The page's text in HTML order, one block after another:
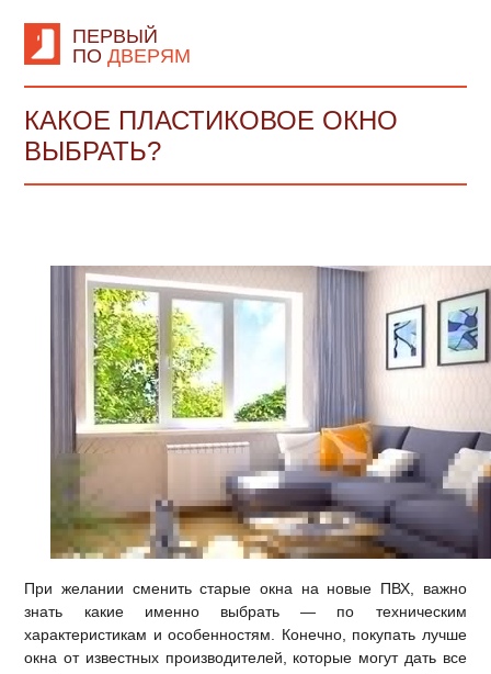
ПЕРВЫЙ
ПО ДВЕРЯМ
КАКОЕ ПЛАСТИКОВОЕ ОКНО
ВЫБРАТЬ?
При желании сменить старые окна на новые ПВХ, важно
знать какие именно выбрать — по техническим
характеристикам и особенностям. Конечно, покупать лучше
окна от известных производителей, которые могут дать все